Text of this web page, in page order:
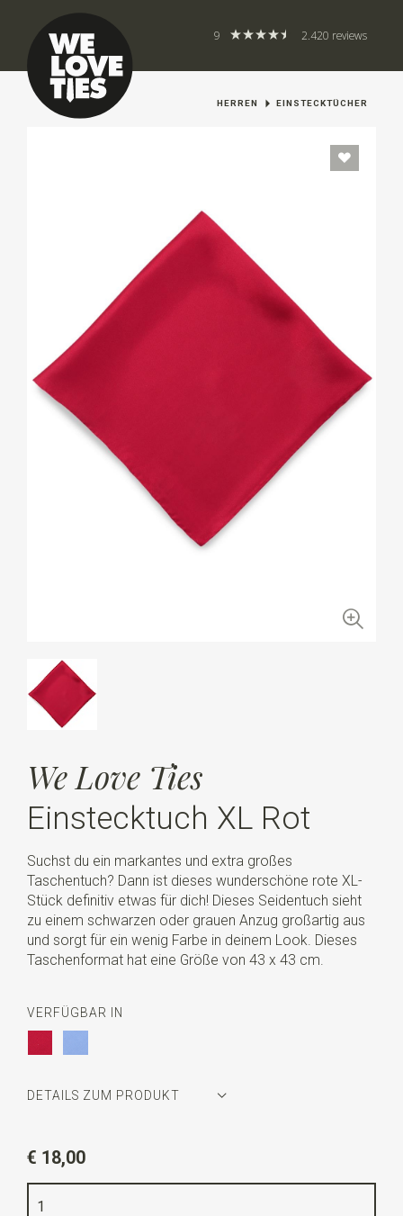
9 2.420 reviews
HERREN EINSTECKTÜCHER
We Love Ties
Einstecktuch XL Rot
Suchst du ein markantes und extra großes
Taschentuch? Dann ist dieses wunderschöne rote XL-
Stück definitiv etwas für dich! Dieses Seidentuch sieht
zu einem schwarzen oder grauen Anzug großartig aus
und sorgt für ein wenig Farbe in deinem Look. Dieses
Taschenformat hat eine Größe von 43 x 43 cm.
VERFÜGBAR IN
DETAILS ZUM PRODUKT
Farbe
Qualität
€ 18,00